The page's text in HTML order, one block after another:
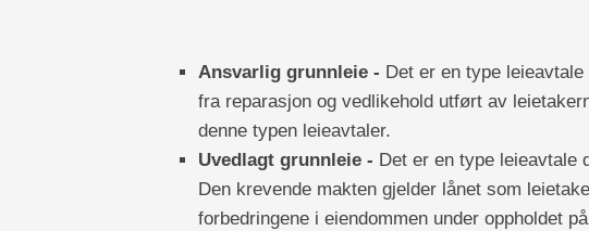
Ansvarlig grunnleie - Det er en type
fra reparasjon og vedlikehold utført av
denne typen leieavtaler.
Uvedlagt grunnleie - Det er en type leieavtale
Den krevende makten gjelder lånet som
forbedringene i eiendommen under oppholdet